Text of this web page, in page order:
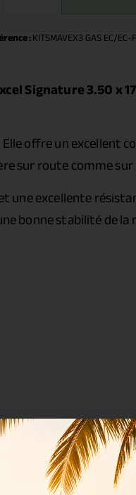
:KITSMAVEX3 GAS EC/
Signature 3.50 x 17
offre un excellent
sur route comme
excellente
bonne stabilité de la